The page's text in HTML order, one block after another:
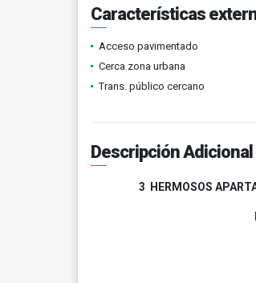
Características
Acceso pavimentado
Cerca zona urbana
Trans. público cercano
Descripción Adicional
3 HERMOSOS